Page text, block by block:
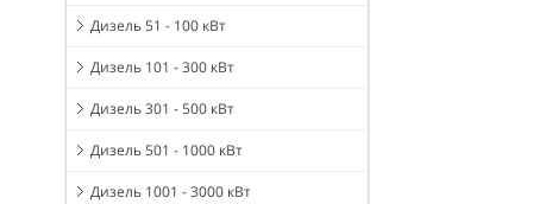
Дизель 51 - 100 кВт
Дизель 101 - 300 кВт
Дизель 301 - 500 кВт
Дизель 501 - 1000 кВт
Дизель 1001 - 3000 кВт